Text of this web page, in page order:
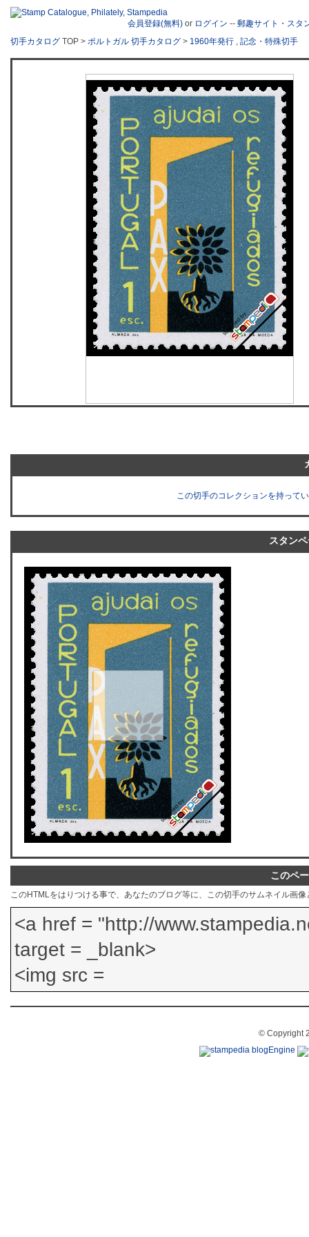
会員登録(無料) or ログイン -- 郵趣サイト・スタ
切手カタログ TOP > ポルトガル 切手カタログ > 1960年発行 , 記念・特殊切手
この切手のコレクションを持って
スタン
このペ
このHTMLをはりつける事で、あなたのブログ等に、この切手のサムネイル画
© Copyright